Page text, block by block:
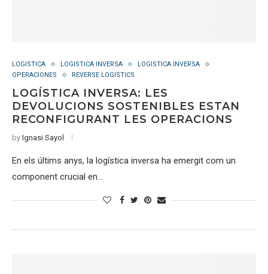
LOGISTICA LOGISTICA INVERSA
LOGISTICA INVERSA
OPERACIONES
REVERSE LOGISTICS
LOGÍSTICA INVERSA: LES
DEVOLUCIONS SOSTENIBLES ESTAN
RECONFIGURANT LES OPERACIONS
by Ignasi Sayol
En els últims anys, la logística inversa ha emergit com un
component crucial en…